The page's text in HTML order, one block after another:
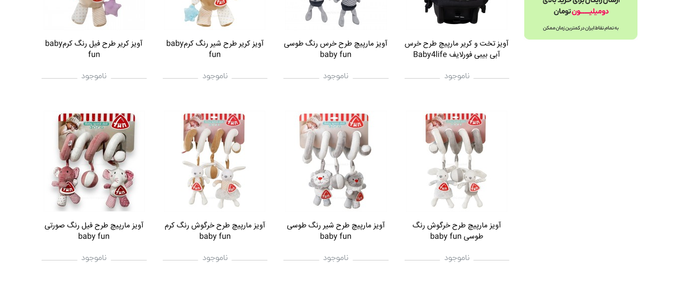
آویز تخت و کریر مارپیچ طرح خرس
آبی بیبی فورلایف Baby4life
ناموجود
آویز مارپیچ طرح خرس رنگ طوسی
baby fun
ناموجود
آویز کریر طرح شیر رنگ کرمbaby
fun
ناموجود
آویز کریر طرح فیل رنگ کرمbaby
fun
ناموجود
آویز مارپیچ طرح خرگوش رنگ
طوسی baby fun
ناموجود
آویز مارپیچ طرح شیر رنگ طوسی
baby fun
ناموجود
آویز مارپیچ طرح خرگوش رنگ کرم
baby fun
ناموجود
آویز مارپیچ طرح فیل رنگ صورتی
baby fun
ناموجود